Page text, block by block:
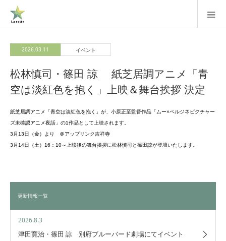
2026.03.11 イベント
松林慎司・篠田 諒 紙芝居調アニメ「青
空は淡紅色を抱く」上映＆舞台挨拶 決定
紙芝居調アニメ「青空は淡紅色を抱く」が、小原正至監督作品「ムー×ベルジネピクチャー
ズ未確認アニメ夜話」の1作品として上映されます。
3月13日（金）より ＠アップリンク吉祥寺
3月14日（土）16：10～上映後の舞台挨拶に松林慎司と篠田諒が登壇いたします。
更新情報一覧
2026.8.3
津田寛治・篠田 諒 別府ブルーバード劇場にてイベント